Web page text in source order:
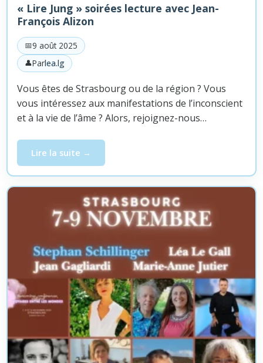
« Lire Jung » soirées lecture avec Jean-
François Alizon
9 août 2025
Parlea.lg
Vous êtes de Strasbourg ou de la région ? Vous
vous intéressez aux manifestations de l’inconscient
et à la vie de l’âme ? Alors, rejoignez-nous…
Lire la suite
« Lire Jung » soirées lecture avec Jean-François Alizon